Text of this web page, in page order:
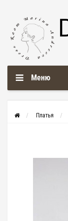
Меню
Платья